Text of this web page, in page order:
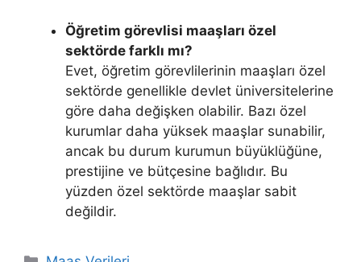
Öğretim görevlisi maaşları özel
sektörde farklı mı?
Evet, öğretim görevlilerinin maaşları özel
sektörde genellikle devlet üniversitelerine
göre daha değişken olabilir. Bazı özel
kurumlar daha yüksek maaşlar sunabilir,
ancak bu durum kurumun büyüklüğüne,
prestijine ve bütçesine bağlıdır. Bu
yüzden özel sektörde maaşlar sabit
değildir.
Kategoriler